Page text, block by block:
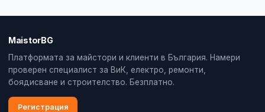
MaistorBG
Платформата за майстори и клиенти в България. Намери
проверен специалист за ВиК, електро, ремонти,
боядисване и строителство. Безплатно.
Регистрация